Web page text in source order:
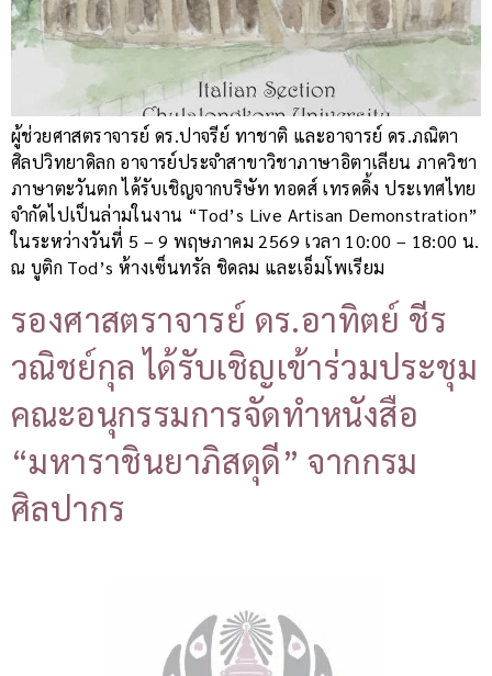
ผู้ช่วยศาสตราจารย์ ดร.ปาจรีย์ ทาชาติ และอาจารย์ ดร.ภณิตา
ศิลปวิทยาดิลก อาจารย์ประจำสาขาวิชาภาษาอิตาเลียน ภาควิชา
ภาษาตะวันตก ได้รับเชิญจากบริษัท ทอดส์ เทรดดิ้ง ประเทศไทย
จำกัดไปเป็นล่ามในงาน “Tod’s Live Artisan Demonstration”
ในระหว่างวันที่ 5 – 9 พฤษภาคม 2569 เวลา 10:00 – 18:00 น.
ณ บูติก Tod’s ห้างเซ็นทรัล ชิดลม และเอ็มโพเรียม
รองศาสตราจารย์ ดร.อาทิตย์ ชีร
วณิชย์กุล ได้รับเชิญเข้าร่วมประชุม
คณะอนุกรรมการจัดทำหนังสือ
“มหาราชินยาภิสดุดี” จากกรม
ศิลปากร